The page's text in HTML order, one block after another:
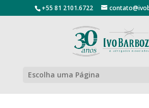
+55 81 2101.6722
Escolha uma Página